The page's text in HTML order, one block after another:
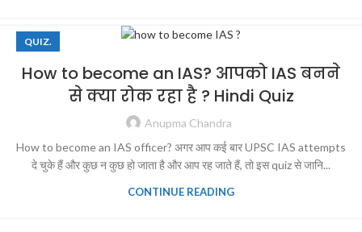
QUIZ.
How to become an IAS? आपको IAS बनने
से क्या रोक रहा है ? Hindi Quiz
Anupma Chandra
How to become an IAS officer? अगर आप कई बार UPSC IAS attempts
दे चुके हैं और कुछ न कुछ हो जाता है और आप रह जाते हैं, तो इस quiz से जानि...
CONTINUE READING